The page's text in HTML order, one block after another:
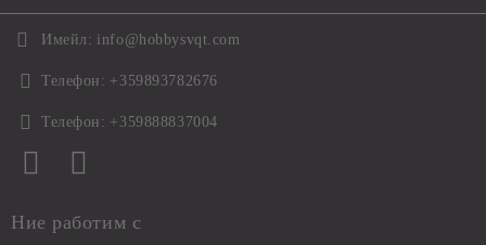
Имейл: info@hobbysvqt.com
Телефон: +359893782676
Телефон: +359888837004
Ние работим с